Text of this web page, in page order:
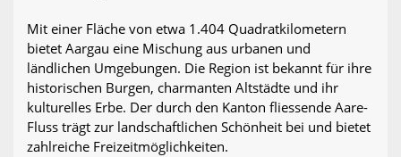
Mit einer Fläche von etwa 1.404 Quadratkilometern
bietet Aargau eine Mischung aus urbanen und
ländlichen Umgebungen. Die Region ist bekannt für ihre
historischen Burgen, charmanten Altstädte und ihr
kulturelles Erbe. Der durch den Kanton fliessende Aare-
Fluss trägt zur landschaftlichen Schönheit bei und bietet
zahlreiche Freizeitmöglichkeiten.